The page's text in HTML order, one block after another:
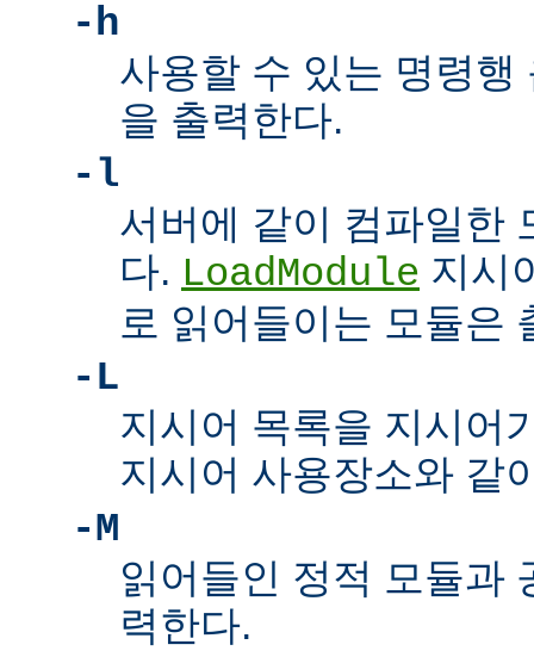
-h
사용할 수 있는 명령행
을 출력한다.
-l
서버에 같이 컴파일한
다. LoadModule 지시
로 읽어들이는 모듈은
-L
지시어 목록을 지시어
지시어 사용장소와 같
-M
읽어들인 정적 모듈과
력한다.